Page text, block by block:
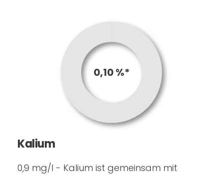
0,10 %*
Kalium
0,9 mg/l - Kalium ist gemeinsam mit